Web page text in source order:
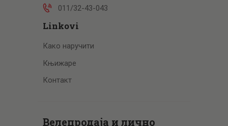
011/32-43-043
Linkovi
Како наручити
Књижаре
Контакт
Велепродаја и лично